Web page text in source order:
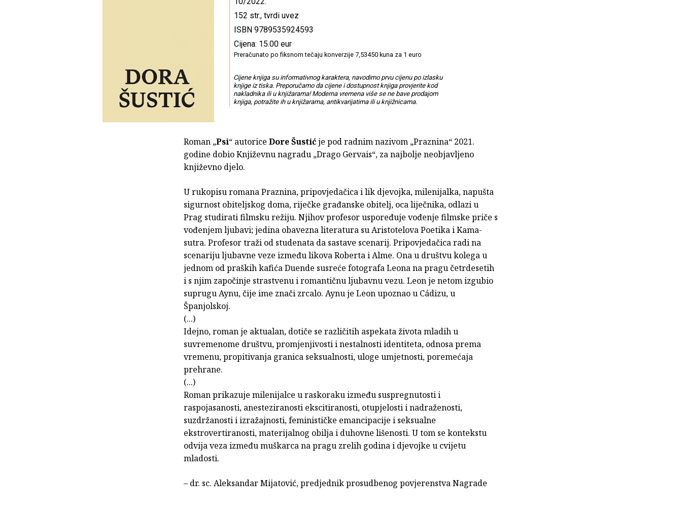
152 str., tvrdi uvez
ISBN 9789535924593
Cijena: 15.00 eur
Preračunato po fiksnom tečaju konverzije 7,53450 kuna za 1 euro
Cijene knjiga su informativnog karaktera, navodimo prvu cijenu po izlasku
knjige iz tiska. Preporučamo da cijene i dostupnost knjiga provjerite kod
nakladnika ili u knjižarama! Moderna vremena više se ne bave prodajom
knjiga, potražite ih u knjižarama, antikvarijatima ili u knjižnicama.
Roman „Psi“ autorice Dore Šustićje pod radnim nazivom „Praznina“ 2021.
godine dobio Književnu nagradu „Drago Gervais“, za najbolje neobjavljeno
književno djelo.
U rukopisu romana Praznina, pripovjedačica i lik djevojka, milenijalka, napušta
sigurnost obiteljskog doma, riječke građanske obitelj, oca liječnika, odlazi u
Prag studirati filmsku režiju. Njihov profesor uspoređuje vođenje filmske priče s
vođenjem ljubavi; jedina obavezna literatura su Aristotelova Poetika i Kama-
sutra. Profesor traži od studenata da sastave scenarij. Pripovjedačica radi na
scenariju ljubavne veze između likova Roberta i Alme. Ona u društvu kolega u
jednom od praških kafića Duende susreće fotografa Leona na pragu četrdesetih
i s njim započinje strastvenu i romantičnu ljubavnu vezu. Leon je netom izgubio
suprugu Aynu, čije ime znači zrcalo. Aynu je Leon upoznao u Cádizu, u
Španjolskoj.
(...)
Idejno, roman je aktualan, dotiče se različitih aspekata života mladih u
suvremenome društvu, promjenjivosti i nestalnosti identiteta, odnosa prema
vremenu, propitivanja granica seksualnosti, uloge umjetnosti, poremećaja
prehrane.
(...)
Roman prikazuje milenijalce u raskoraku između suspregnutosti i
raspojasanosti, anesteziranosti ekscitiranosti, otupjelosti i nadraženosti,
suzdržanosti i izražajnosti, feminističke emancipacije i seksualne
ekstrovertiranosti, materijalnog obilja i duhovne lišenosti. U tom se kontekstu
odvija veza između muškarca na pragu zrelih godina i djevojke u cvijetu
mladosti.
– dr. sc. Aleksandar Mijatović, predjednik prosudbenog povjerenstva Nagrade